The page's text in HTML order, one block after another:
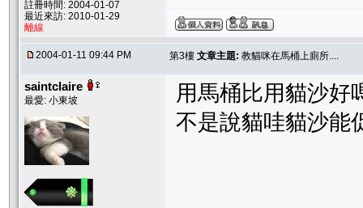
註冊時間: 2004-01-07
最近來訪: 2010-01-29
離線
2004-01-11 09:44 PM 第3樓 文章主題: 教貓咪在馬桶上廁所....
saintclaire
最愛: 小東坡
用馬桶比用貓沙好
不是說貓哇貓沙能